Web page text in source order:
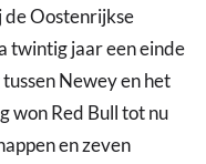
Oostenrijkse
twintig jaar een einde
Newey en het
won Red Bull tot nu
en zeven